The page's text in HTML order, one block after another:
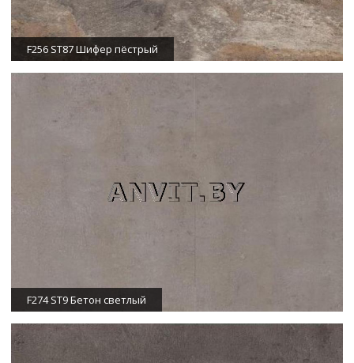
F256 ST87 Шифер пёстрый
F274 ST9 Бетон светлый